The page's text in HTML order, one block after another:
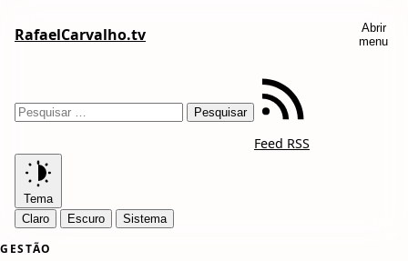
RafaelCarvalho.tv
Abrir
menu
Feed RSS
Tema
Claro
Escuro Sistema
GESTÃO